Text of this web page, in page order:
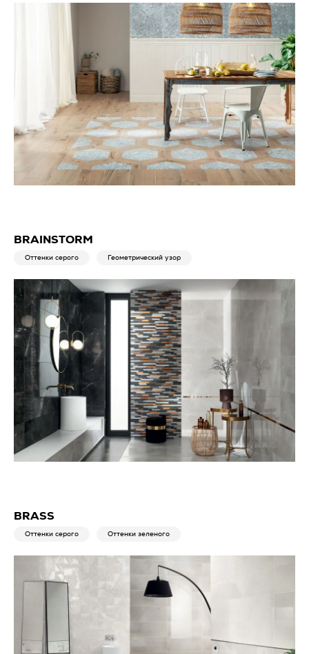
BRAINSTORM
Оттенки серого Геометрический узор
BRASS
Оттенки серого Оттенки зеленого